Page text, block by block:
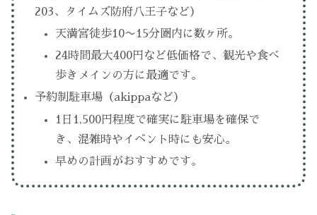
203、タイムズ防府八王子など）
天満宮徒歩10〜15分圏内に数ヶ所。
24時間最大400円など低価格で、観光や食べ
歩きメインの方に最適です。
予約制駐車場（akippaなど）
1日1,500円程度で確実に駐車場を確保で
き、混雑時やイベント時にも安心。
早めの計画がおすすめです。